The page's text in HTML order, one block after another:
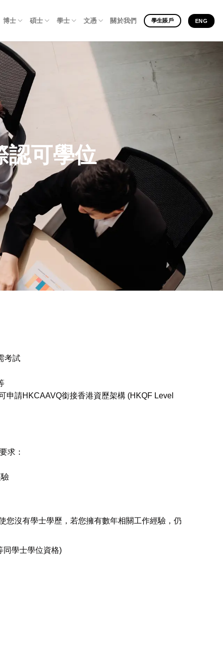
博士 碩士 學士 文憑 關於我們 學生賬戶 ENG
認可學位
考試
申請HKCAAVQ銜接香港資歷架構 (HKQF Level
求：
您沒有學士學歷，若您擁有數年相關工作經驗，仍
同學士學位資格)